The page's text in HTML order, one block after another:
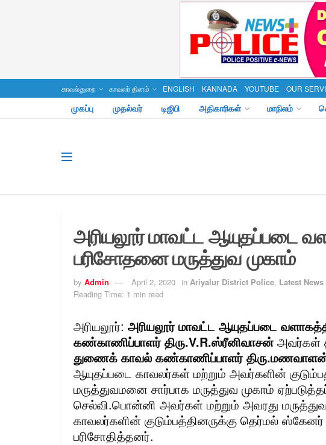
காவல்துறை காவலர் தினம் ENGLISH KANNADA YOUTUBE OUR
முகப்பு முதல்வர் டிஜிபி அதிகாரிகள் மாநிலம்
அரியலூர் மாவட்ட ஆயுதப்படை
பரிசோதனை மருத்துவ முகாம்
by Admin April 2, 2020 in Ariyalur District Police, Latest News
Reading Time: 1 min read
அரியலூர்: அரியலூர் மாவட்ட ஆயுதப்படை
கண்காணிப்பாளர் திரு.V.R.ஸ்ரீனிவாசன்அவர்கள்
துணைக் காவல் கண்காணிப்பாளர்
ஆயுதப்படை காவலர்கள் மற்றும் அவர்களின்
மருத்துவமனை சார்பாக மருத்துவ முகாம்
செல்வி.பொன்னி அவர்கள் மற்றும் அவரது மருத்துவ
காவலர்களின் குடும்பத்தினருக்கு தெர்மல்
பரிசோதித்தனர்.